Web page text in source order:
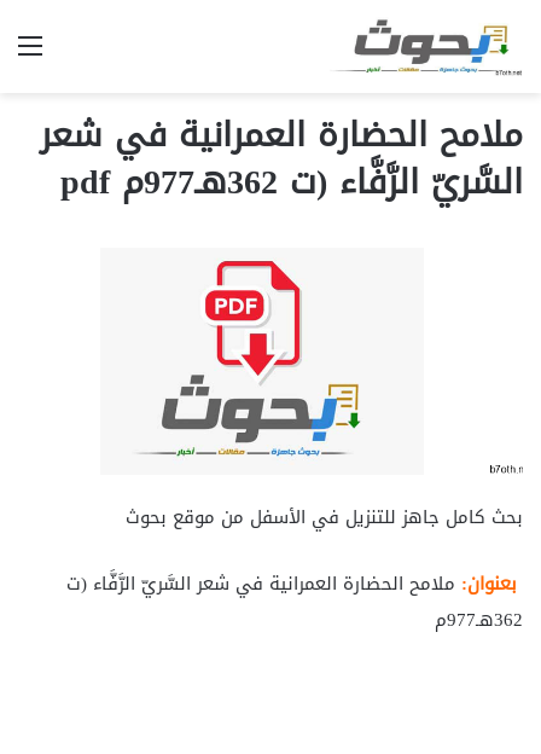
ملامح الحضارة العمرانية في شعر
السَّريّ الرَّفَّاء (ت 362هـ977م pdf
بحث كامل جاهز للتنزيل في الأسفل من موقع بحوث
بعنوان: ملامح الحضارة العمرانية في شعر السَّريّ الرَّفَّاء (ت
362هـ977م